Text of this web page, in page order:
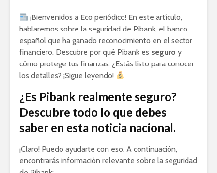
¡Bienvenidos a Eco periódico! En este artículo,
hablaremos sobre la seguridad de Pibank, el banco
español que ha ganado reconocimiento en el sector
financiero. Descubre por qué Pibank es seguro y
cómo protege tus finanzas. ¿Estás listo para conocer
los detalles? ¡Sigue leyendo!
¿Es Pibank realmente seguro?
Descubre todo lo que debes
saber en esta noticia nacional.
¡Claro! Puedo ayudarte con eso. A continuación,
encontrarás información relevante sobre la seguridad